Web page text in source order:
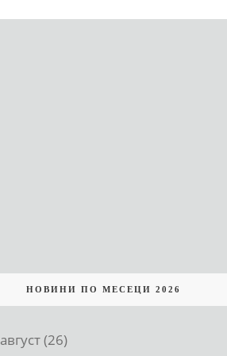
НОВИНИ ПО МЕСЕЦИ 2026
август (26)